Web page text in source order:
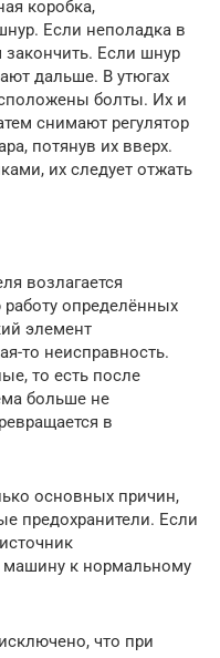
коробка,
Если неполадка в
Если шнур
дальше. В утюгах
болты. Их и
снимают регулятор
потянув их вверх.
их следует отжать
возлагается
работу определённых
элемент
то неисправность.
то есть после
больше не
в
основных причин,
предохранители. Если
машину к нормальному
что при